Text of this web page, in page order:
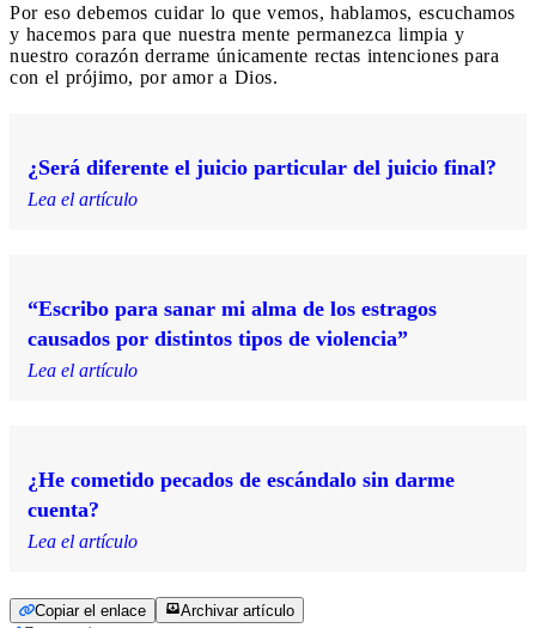
Por eso debemos cuidar lo que vemos, hablamos, escuchamos
y hacemos para que nuestra mente permanezca limpia y
nuestro corazón derrame únicamente rectas intenciones para
con el prójimo, por amor a Dios.
¿Será diferente el juicio particular del juicio final?
Lea el artículo
“Escribo para sanar mi alma de los estragos
causados por distintos tipos de violencia”
Lea el artículo
¿He cometido pecados de escándalo sin darme
cuenta?
Lea el artículo
Copiar el enlace Archivar artículo